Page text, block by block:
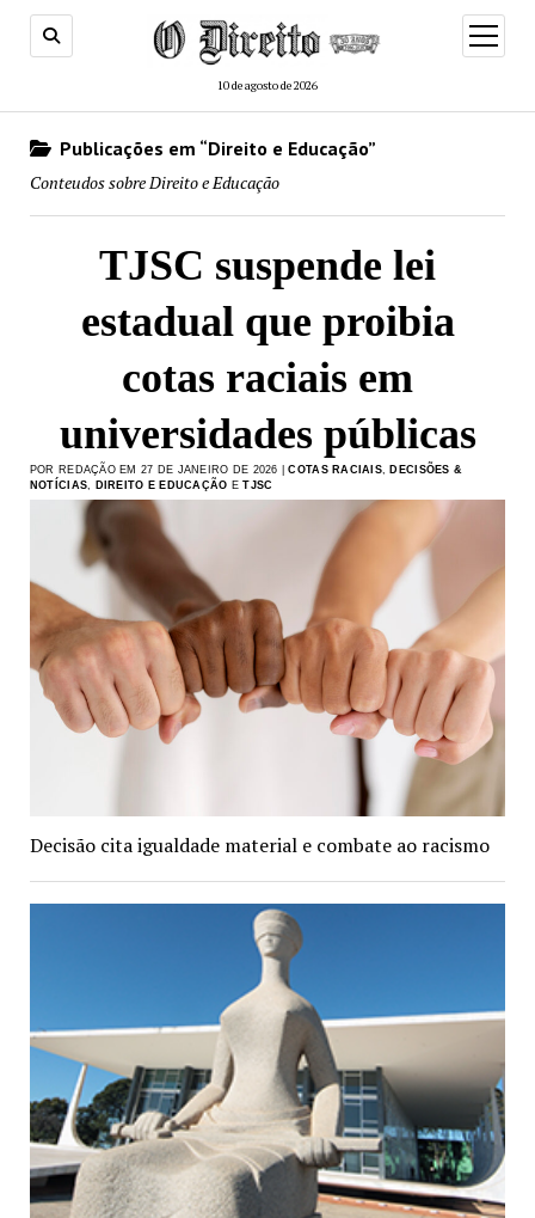
10 de agosto de 2026
menu
de
Publicações em “Direito e Educação”
Conteudos sobre Direito e Educação
TJSC suspende lei
estadual que proibia
cotas raciais em
universidades públicas
POR REDAÇÃO EM 27 DE JANEIRO DE 2026 |COTAS RACIAIS,
DECISÕES &
NOTÍCIAS
DIREITO E EDUCAÇÃO ETJSC
Decisão cita igualdade material e combate ao racismo